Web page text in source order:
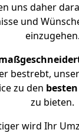
uns daher
und
einzugehen.
bestrebt,
zu den
zu bieten.
wird Ihr